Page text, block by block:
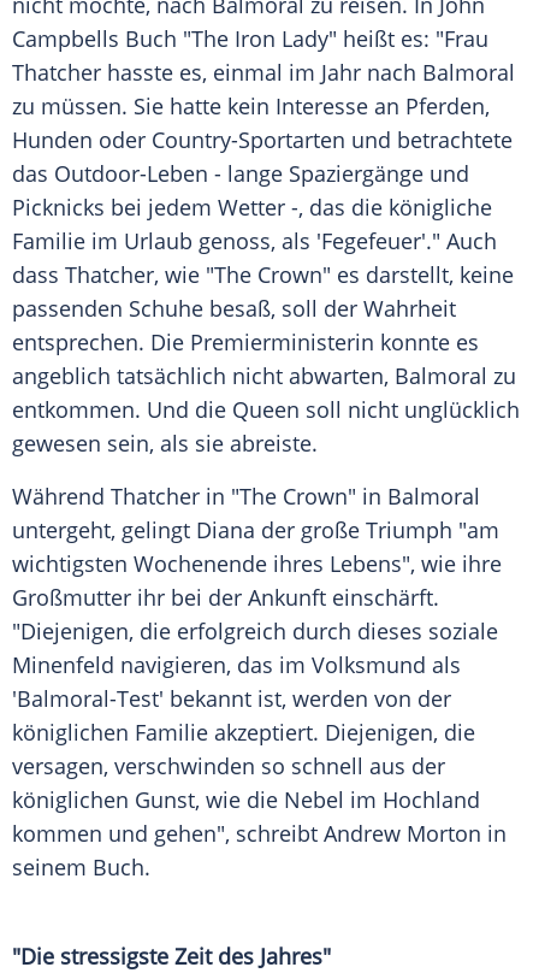
Campbells Buch "The Iron Lady" heißt es: "Frau
Thatcher hasste es, einmal im Jahr nach Balmoral
zu müssen. Sie hatte kein Interesse an Pferden,
Hunden oder Country-Sportarten und betrachtete
das Outdoor-Leben - lange Spaziergänge und
Picknicks bei jedem Wetter -, das die königliche
Familie im Urlaub genoss, als 'Fegefeuer'." Auch
dass Thatcher, wie "The Crown" es darstellt, keine
passenden Schuhe besaß, soll der Wahrheit
entsprechen. Die Premierministerin konnte es
angeblich tatsächlich nicht abwarten, Balmoral zu
entkommen. Und die Queen soll nicht unglücklich
gewesen sein, als sie abreiste.
Während Thatcher in "The Crown" in Balmoral
untergeht, gelingt Diana der große Triumph "am
wichtigsten Wochenende ihres Lebens", wie ihre
Großmutter ihr bei der Ankunft einschärft.
"Diejenigen, die erfolgreich durch dieses soziale
Minenfeld navigieren, das im Volksmund als
'Balmoral-Test' bekannt ist, werden von der
königlichen Familie akzeptiert. Diejenigen, die
versagen, verschwinden so schnell aus der
königlichen Gunst, wie die Nebel im Hochland
kommen und gehen", schreibt Andrew Morton in
seinem Buch.
"Die stressigste Zeit des Jahres"